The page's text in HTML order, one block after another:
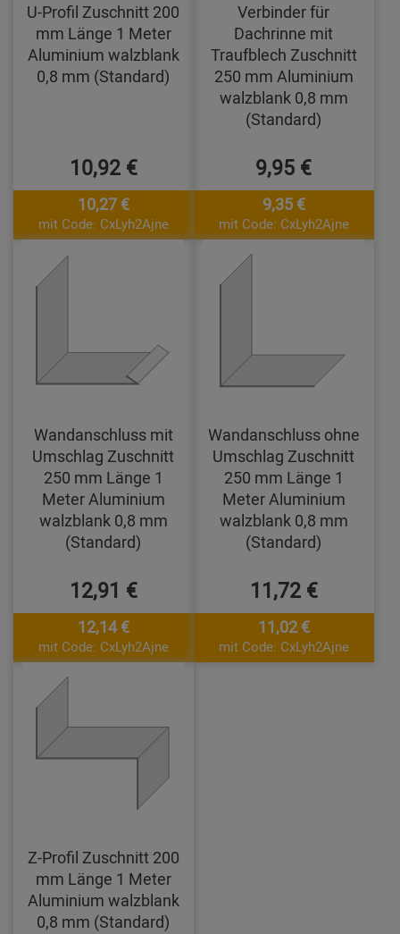
U-Profil Zuschnitt 200
mm Länge 1 Meter
Aluminium walzblank
0,8 mm (Standard)
10,92 €
10,27 €
mit Code: CxLyh2Ajne
Verbinder für
Dachrinne mit
Traufblech Zuschnitt
250 mm Aluminium
walzblank 0,8 mm
(Standard)
9,95 €
9,35 €
mit Code: CxLyh2Ajne
Wandanschluss mit
Umschlag Zuschnitt
250 mm Länge 1
Meter Aluminium
walzblank 0,8 mm
(Standard)
12,91 €
12,14 €
mit Code: CxLyh2Ajne
Wandanschluss ohne
Umschlag Zuschnitt
250 mm Länge 1
Meter Aluminium
walzblank 0,8 mm
(Standard)
11,72 €
11,02 €
mit Code: CxLyh2Ajne
Z-Profil Zuschnitt 200
mm Länge 1 Meter
Aluminium walzblank
0,8 mm (Standard)